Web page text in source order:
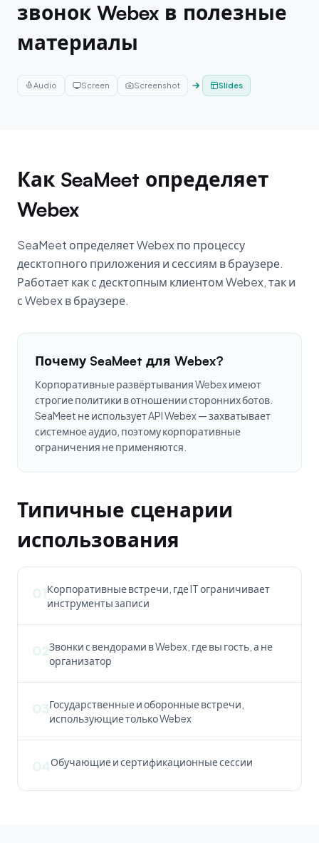
звонок Webex в полезные
материалы
Audio Screen Screenshot Slides
Как SeaMeet определяет
Webex
SeaMeet определяет Webex по процессу
десктопного приложения и сессиям в браузере.
Работает как с десктопным клиентом Webex, так и
с Webex в браузере.
Почему SeaMeet для Webex?
Корпоративные развёртывания Webex имеют
строгие политики в отношении сторонних ботов.
SeaMeet не использует API Webex — захватывает
системное аудио, поэтому корпоративные
ограничения не применяются.
Типичные сценарии
использования
01Корпоративные встречи, где IT ограничивает
инструменты записи
02Звонки с вендорами в Webex, где вы гость, а не
организатор
03Государственные и оборонные встречи,
использующие только Webex
04Обучающие и сертификационные сессии